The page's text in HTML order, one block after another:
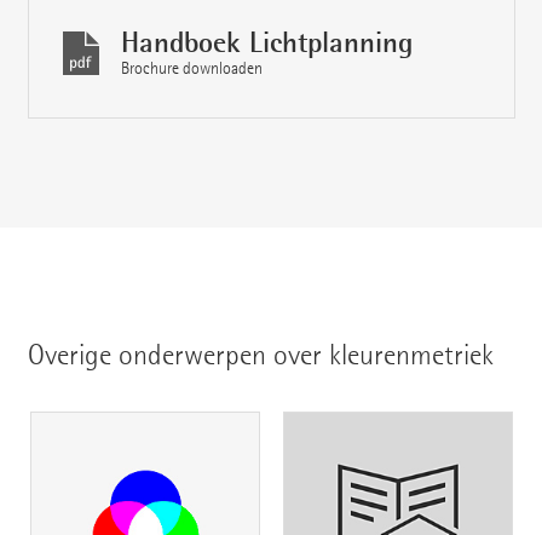
Handboek Lichtplanning
Brochure downloaden
Overige onderwerpen over kleurenmetriek